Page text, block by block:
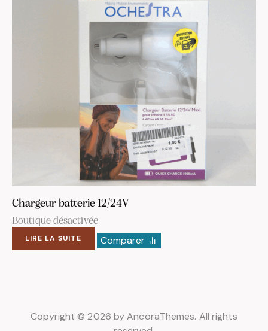
Chargeur batterie 12/24V
Boutique désactivée
LIRE LA SUITE Comparer
Copyright © 2026 by AncoraThemes. All rights